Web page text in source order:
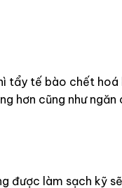
tẩy tế bào chết hoá
hơn cũng như ngăn
được làm sạch kỹ